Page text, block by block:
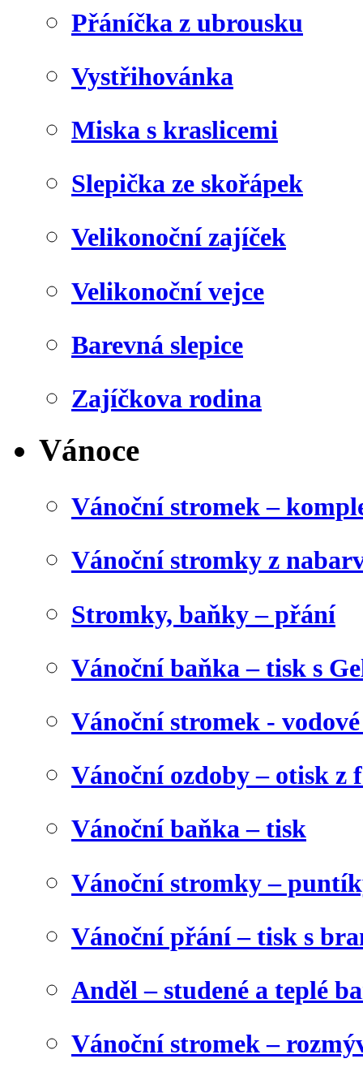
Přáníčka z ubrousku
Vystřihovánka
Miska s kraslicemi
Slepička ze skořápek
Velikonoční zajíček
Velikonoční vejce
Barevná slepice
Zajíčkova rodina
Vánoce
Vánoční stromek –
Vánoční stromky z
Stromky, baňky – přání
Vánoční baňka – tisk s
Vánoční stromek -
Vánoční ozdoby – otisk z
Vánoční baňka – tisk
Vánoční stromky –
Vánoční přání – tisk s
Anděl – studené a teplé
Vánoční stromek –